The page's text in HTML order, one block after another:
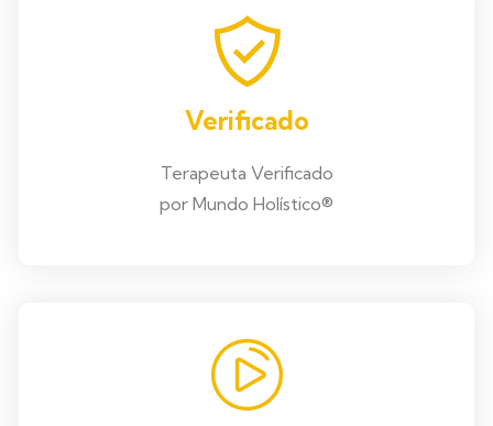
Verificado
Terapeuta Verificado
por Mundo Holístico®